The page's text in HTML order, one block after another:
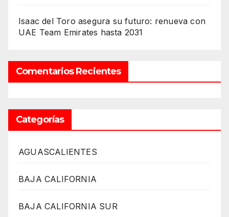
Isaac del Toro asegura su futuro: renueva con
UAE Team Emirates hasta 2031
Comentarios Recientes
Categorías
AGUASCALIENTES
BAJA CALIFORNIA
BAJA CALIFORNIA SUR